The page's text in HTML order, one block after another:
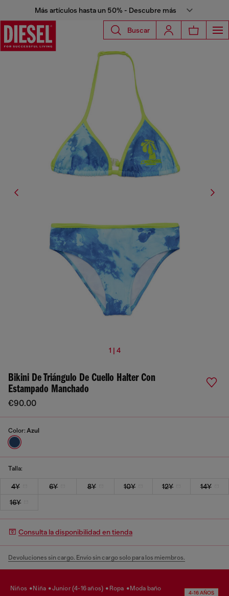
Más artículos hasta un 50% - Descubre más
Buscar
1 | 4
Bikini De Triángulo De Cuello Halter Con
Estampado Manchado
€90.00
Color: Azul
Talla:
4Y 6Y 8Y 10Y 12Y
14Y
16Y
Consulta la disponibilidad en tienda
Devoluciones sin cargo. Envío sin cargo solo para los miembros.
niños niña junior (4-16 años) ropa moda baño
4-16 AÑOS